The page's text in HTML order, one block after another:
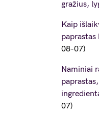
gražius,
Kaip
08-07
Naminiai
07